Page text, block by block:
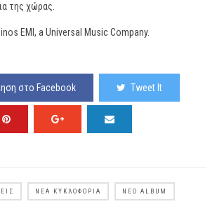
της χώρας.
EMI, a Universal Music Company.
στο Facebook Tweet It
ΝΈΑ ΚΥΚΛΟΦΟΡΊΑ ΝΈΟ ALBUM